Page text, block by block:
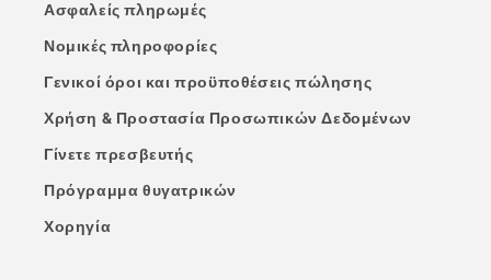
Ασφαλείς πληρωμές
Νομικές πληροφορίες
Γενικοί όροι και προϋποθέσεις πώλησης
Χρήση & Προστασία Προσωπικών Δεδομένων
Γίνετε πρεσβευτής
Πρόγραμμα θυγατρικών
Χορηγία